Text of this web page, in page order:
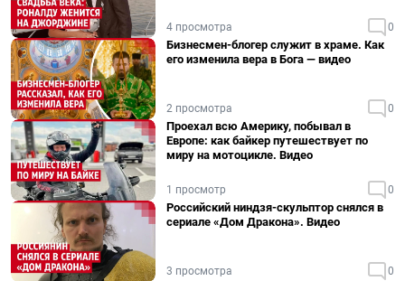
4 просмотра 0
Бизнесмен-блогер служит в храме. Как
его изменила вера в Бога — видео
2 просмотра 0
Проехал всю Америку, побывал в
Европе: как байкер путешествует по
миру на мотоцикле. Видео
1 просмотр 0
Российский ниндзя-скульптор снялся в
сериале «Дом Дракона». Видео
3 просмотра 0